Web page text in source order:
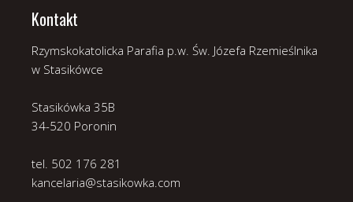
Kontakt
Rzymskokatolicka Parafia p.w. Św. Józefa Rzemieślnika
w Stasikówce
Stasikówka 35B
34-520 Poronin
tel. 502 176 281
kancelaria@stasikowka.com